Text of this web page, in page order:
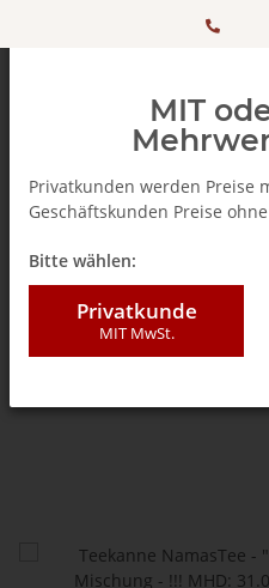
+ 49
506 98
MIT
Privatkunden werden Preise
Geschäftskunden Preise
Bitte wählen:
Privatkunde
MIT MwSt.